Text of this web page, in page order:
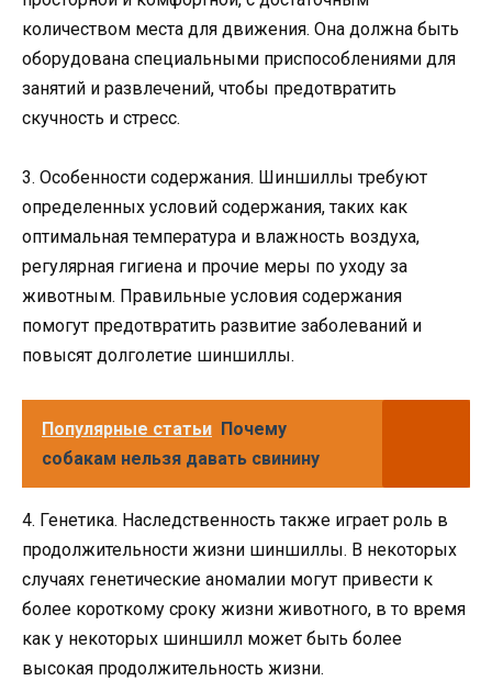
количеством места для движения. Она должна быть
оборудована специальными приспособлениями для
занятий и развлечений, чтобы предотвратить
скучность и стресс.
3. Особенности содержания. Шиншиллы требуют
определенных условий содержания, таких как
оптимальная температура и влажность воздуха,
регулярная гигиена и прочие меры по уходу за
животным. Правильные условия содержания
помогут предотвратить развитие заболеваний и
повысят долголетие шиншиллы.
Популярные статьи Почему
собакам нельзя давать свинину
4. Генетика. Наследственность также играет роль в
продолжительности жизни шиншиллы. В некоторых
случаях генетические аномалии могут привести к
более короткому сроку жизни животного, в то время
как у некоторых шиншилл может быть более
высокая продолжительность жизни.